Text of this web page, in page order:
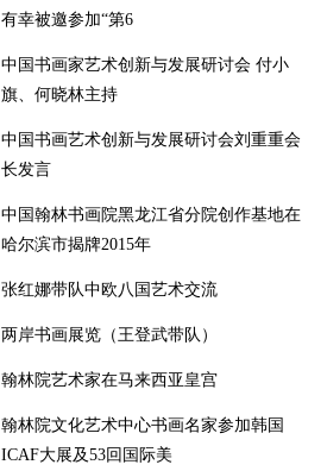
有幸被邀参加“第6
中国书画家艺术创新与发展研讨会 付小
旗、何晓林主持
中国书画艺术创新与发展研讨会刘重重会
长发言
中国翰林书画院黑龙江省分院创作基地在
哈尔滨市揭牌2015年
张红娜带队中欧八国艺术交流
两岸书画展览（王登武带队）
翰林院艺术家在马来西亚皇宫
翰林院文化艺术中心书画名家参加韩国
ICAF大展及53回国际美